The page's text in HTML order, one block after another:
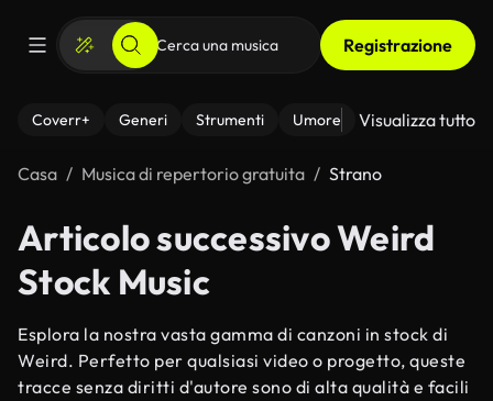
Registrazione
Coverr+ Generi Strumenti Umore Visualizza tutto
Casa Musica di repertorio gratuita Strano
Articolo successivo Weird
Stock Music
Esplora la nostra vasta gamma di canzoni in stock di
Weird. Perfetto per qualsiasi video o progetto, queste
tracce senza diritti d'autore sono di alta qualità e facili